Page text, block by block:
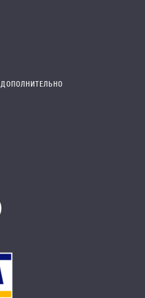
ДОПОЛНИТЕЛЬНО